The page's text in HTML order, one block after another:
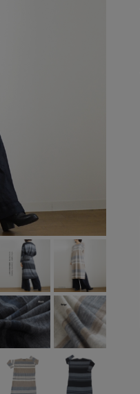
MANON
MARECHAL
TERRE
MidiUmi
MIDIUMISOL
ID
mizuiro ind
mononogu
Munic